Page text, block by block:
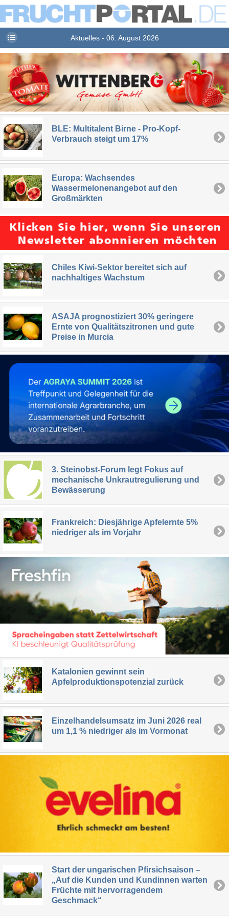
Aktuelles - 06. August 2026
BLE: Multitalent Birne - Pro-Kopf-
Verbrauch steigt um 17%
Europa: Wachsendes
Wassermelonenangebot auf den
Großmärkten
Chiles Kiwi-Sektor bereitet sich auf
nachhaltiges Wachstum
ASAJA prognostiziert 30% geringere
Ernte von Qualitätszitronen und gute
Preise in Murcia
3. Steinobst-Forum legt Fokus auf
mechanische Unkrautregulierung und
Bewässerung
Frankreich: Diesjährige Apfelernte 5%
niedriger als im Vorjahr
Katalonien gewinnt sein
Apfelproduktionspotenzial zurück
Einzelhandelsumsatz im Juni 2026 real
um 1,1 % niedriger als im Vormonat
Start der ungarischen Pfirsichsaison –
„Auf die Kunden und Kundinnen warten
Früchte mit hervorragendem
Geschmack“